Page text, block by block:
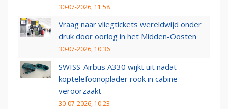
30-07-2026, 11:58
Vraag naar vliegtickets wereldwijd onder
druk door oorlog in het Midden-Oosten
30-07-2026, 10:36
SWISS-Airbus A330 wijkt uit nadat
koptelefoonoplader rook in cabine
veroorzaakt
30-07-2026, 10:23